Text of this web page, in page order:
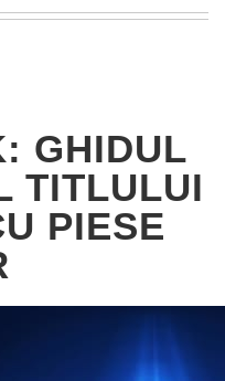
GHIDUL
TITLULUI
PIESE